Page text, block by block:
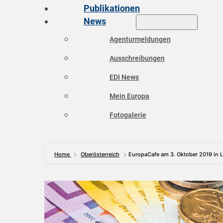
Publikationen
News
Agenturmeldungen
Ausschreibungen
EDI News
Mein Europa
Fotogalerie
Home Oberösterreich EuropaCafe am 3. Oktober 2019 in